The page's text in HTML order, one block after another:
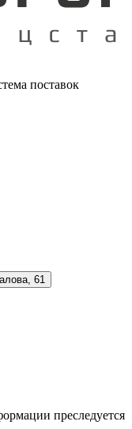
поставок
61
преследуется